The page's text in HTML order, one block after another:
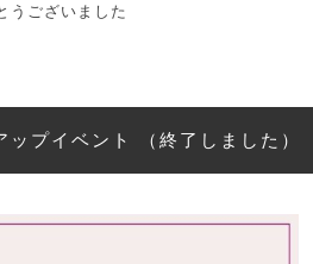
うございました
プイベント （終了しました）